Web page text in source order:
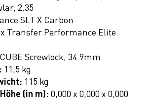
2.35
SLT X Carbon
Transfer Performance Elite
CUBE Screwlock, 34.9mm
11,5 kg
115 kg
(in m): 0,000 x 0,000 x 0,000